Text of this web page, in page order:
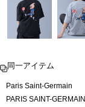
同一アイテム
Paris Saint-Germain
PARIS SAINT-GERMAIN